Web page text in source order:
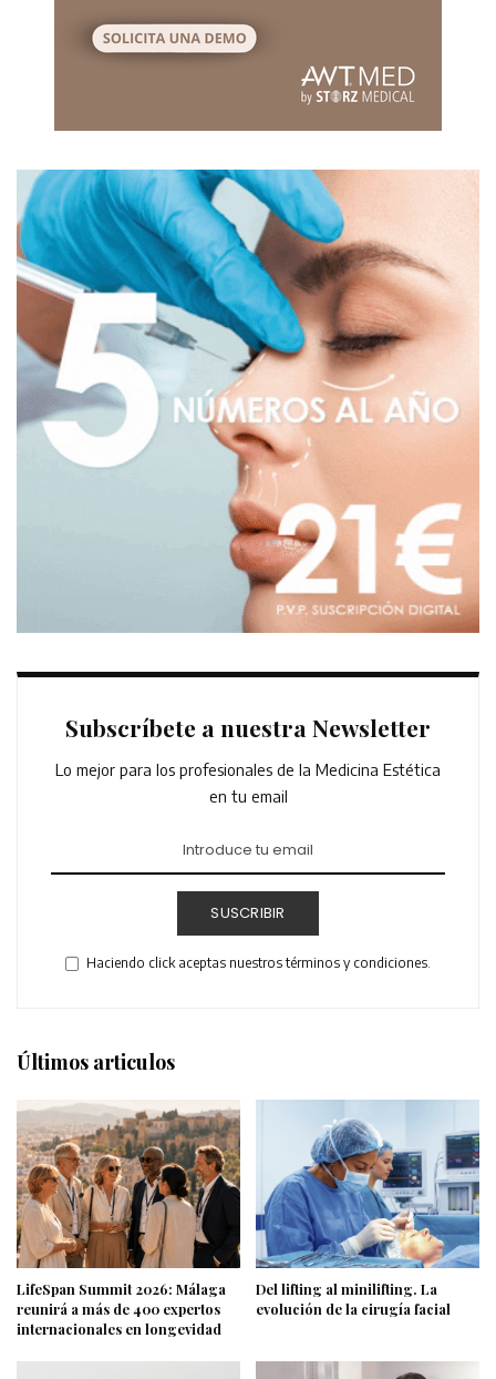
Subscríbete a nuestra Newsletter
Lo mejor para los profesionales de la Medicina Estética
en tu email
SUSCRIBIR
Haciendo click aceptas nuestros términos y condiciones.
Últimos articulos
LifeSpan Summit 2026: Málaga
reunirá a más de 400 expertos
internacionales en longevidad
Del lifting al minilifting. La
evolución de la cirugía facial